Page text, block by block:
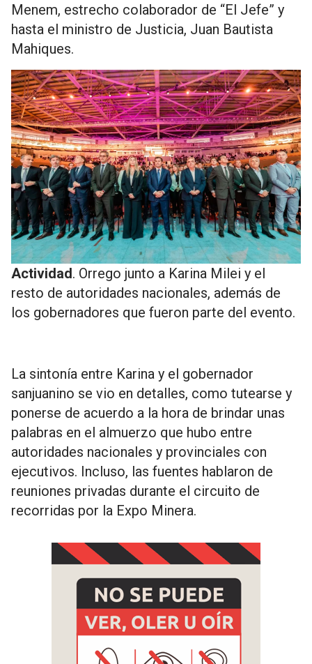
Menem, estrecho colaborador de “El Jefe” y
hasta el ministro de Justicia, Juan Bautista
Mahiques.
Actividad. Orrego junto a Karina Milei y el
resto de autoridades nacionales, además de
los gobernadores que fueron parte del evento.
La sintonía entre Karina y el gobernador
sanjuanino se vio en detalles, como tutearse y
ponerse de acuerdo a la hora de brindar unas
palabras en el almuerzo que hubo entre
autoridades nacionales y provinciales con
ejecutivos. Incluso, las fuentes hablaron de
reuniones privadas durante el circuito de
recorridas por la Expo Minera.